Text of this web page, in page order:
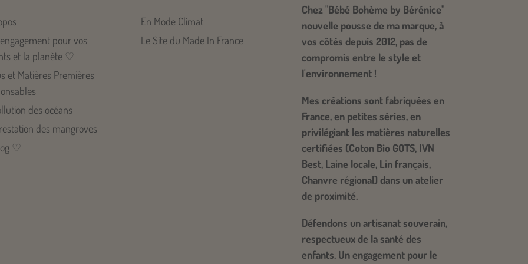
pour vos
et la planète ♡
et Matières Premières
des océans
des mangroves
♡
En Mode Climat
Le Site du Made In France
Chez "Bébé Bohème by Bérénice"
nouvelle pousse de ma marque, à
vos côtés depuis 2012, pas de
compromis entre le style et
l'environnement !
​Mes créations sont fabriquées en
France, en petites séries, en
privilégiant les matières naturelles
certifiées (Coton Bio GOTS, IVN
Best, Laine locale, Lin français,
Chanvre régional) dans un atelier
de proximité.
Défendons un artisanat souverain,
respectueux de la santé des
enfants. Un engagement pour le